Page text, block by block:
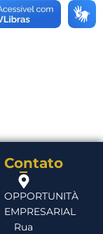
Contato
OPPORTUNITÀ
EMPRESARIAL
Rua